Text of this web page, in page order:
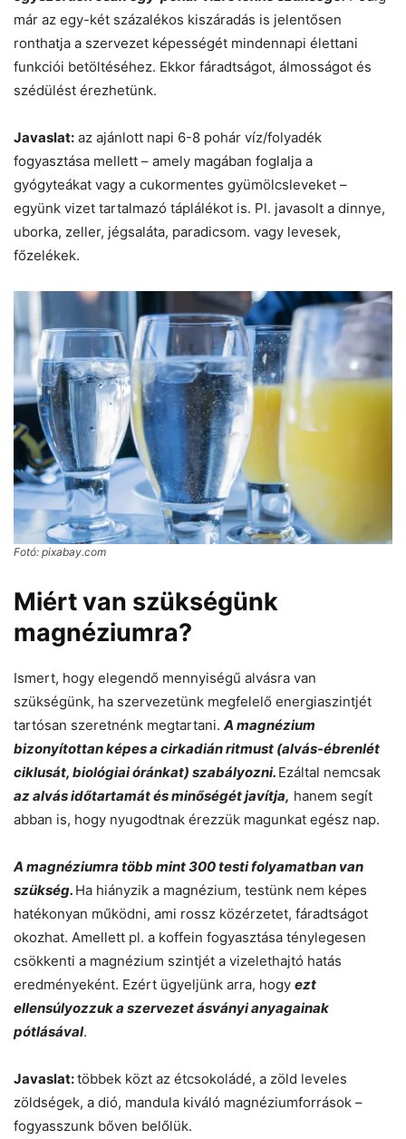
már az egy-két százalékos kiszáradás is jelentősen
ronthatja a szervezet képességét mindennapi élettani
funkciói betöltéséhez. Ekkor fáradtságot, álmosságot és
szédülést érezhetünk.
Javaslat: az ajánlott napi 6-8 pohár víz/folyadék
fogyasztása mellett – amely magában foglalja a
gyógyteákat vagy a cukormentes gyümölcsleveket –
együnk vizet tartalmazó táplálékot is. Pl. javasolt a dinnye,
uborka, zeller, jégsaláta, paradicsom. vagy levesek,
főzelékek.
Fotó: pixabay.com
Miért van szükségünk
magnéziumra?
Ismert, hogy elegendő mennyiségű alvásra van
szükségünk, ha szervezetünk megfelelő energiaszintjét
tartósan szeretnénk megtartani. A magnézium
bizonyítottan képes a cirkadián ritmust (alvás-ébrenlét
ciklusát, biológiai óránkat) szabályozni. Ezáltal nemcsak
az alvás időtartamát és minőségét javítja, hanem segít
abban is, hogy nyugodtnak érezzük magunkat egész nap.
A magnéziumra több mint 300 testi folyamatban van
szükség. Ha hiányzik a magnézium, testünk nem képes
hatékonyan működni, ami rossz közérzetet, fáradtságot
okozhat. Amellett pl. a koffein fogyasztása ténylegesen
csökkenti a magnézium szintjét a vizelethajtó hatás
eredményeként. Ezért ügyeljünk arra, hogy ezt
ellensúlyozzuk a szervezet ásványi anyagainak
pótlásával.
Javaslat:többek közt az étcsokoládé, a zöld leveles
zöldségek, a dió, mandula kiváló magnéziumforrások –
fogyasszunk bőven belőlük.